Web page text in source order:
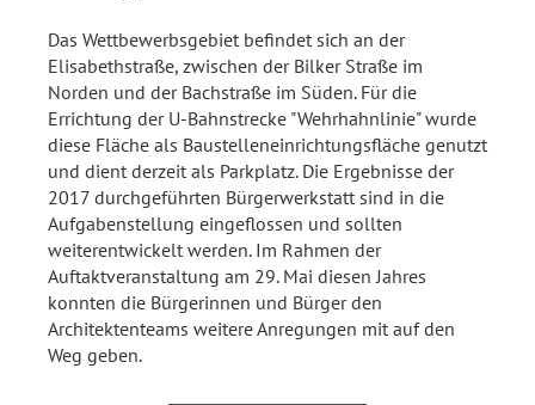
Das Wettbewerbsgebiet befindet sich an der
Elisabethstraße, zwischen der Bilker Straße im
Norden und der Bachstraße im Süden. Für die
Errichtung der U-Bahnstrecke "Wehrhahnlinie" wurde
diese Fläche als Baustelleneinrichtungsfläche genutzt
und dient derzeit als Parkplatz. Die Ergebnisse der
2017 durchgeführten Bürgerwerkstatt sind in die
Aufgabenstellung eingeflossen und sollten
weiterentwickelt werden. Im Rahmen der
Auftaktveranstaltung am 29. Mai diesen Jahres
konnten die Bürgerinnen und Bürger den
Architektenteams weitere Anregungen mit auf den
Weg geben.